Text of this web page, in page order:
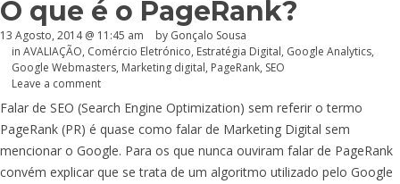
O que é o PageRank?
13 Agosto, 2014 @ 11:45 am by Gonçalo Sousa
in AVALIAÇÃO, Comércio Eletrónico, Estratégia Digital, Google Analytics,
Google Webmasters, Marketing digital, PageRank, SEO
Leave a comment
Falar de SEO (Search Engine Optimization) sem referir o termo
PageRank (PR) é quase como falar de Marketing Digital sem
mencionar o Google. Para os que nunca ouviram falar de PageRank
convém explicar que se trata de um algoritmo utilizado pelo Google